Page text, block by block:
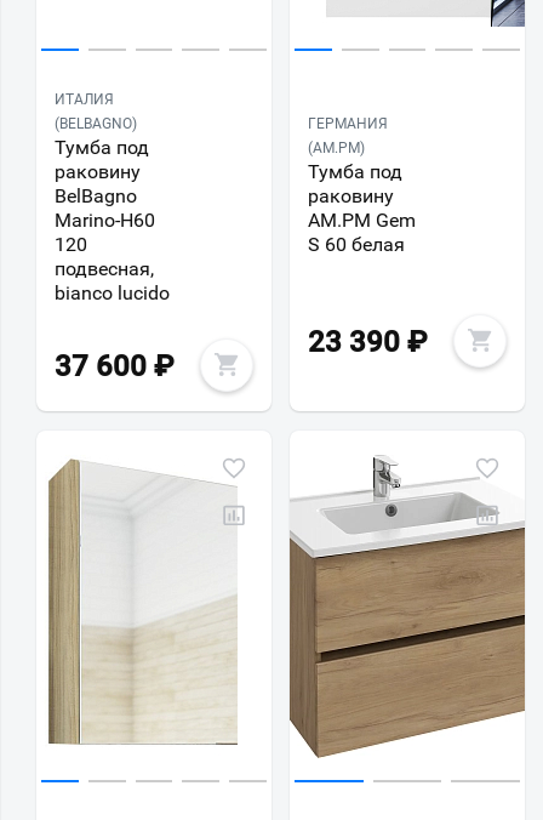
ИТАЛИЯ
(BELBAGNO)
Тумба под
раковину
BelBagno
Marino-H60
120
подвесная,
bianco lucido
37 600 ₽
ГЕРМАНИЯ
(AM.PM)
Тумба под
раковину
AM.PM Gem
S 60 белая
23 390 ₽